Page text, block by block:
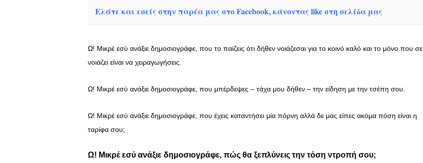
Ελάτε και εσείς στην παρέα μας στο Facebook, κάνοντας like στη σελίδα μας
Ω! Μικρέ εσύ ανάξιε δημοσιογράφε, που το παίζεις ότι δήθεν νοιάζεσαι για το κοινό καλό και το μόνο που σε
νοιάζει είναι να χειραγωγήσεις.
Ω! Μικρέ εσύ ανάξιε δημοσιογράφε, που μπέρδεψες – τάχα μου δήθεν – την είδηση με την τσέπη σου.
Ω! Μικρέ εσύ ανάξιε δημοσιογράφε, που έχεις καταντήσει μία πόρνη αλλά δε μας είπες ακόμα πόση είναι η
ταρίφα σου;
Ω! Μικρέ εσύ ανάξιε δημοσιογράφε, πώς θα ξεπλύνεις την τόση ντροπή σου;